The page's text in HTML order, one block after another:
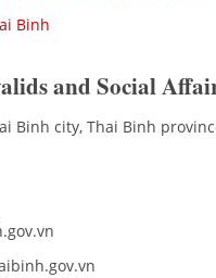
Binh
and Social
Binh city, Thai Binh